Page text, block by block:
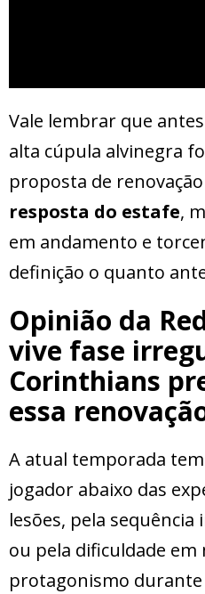
Vale lembrar que
alta cúpula alvinegra
proposta de
resposta do estafe,
em andamento e
definição o quanto
Opinião da
vive fase
Corinthians
essa
A atual temporada
jogador abaixo das
lesões, pela
ou pela dificuldade
protagonismo durante